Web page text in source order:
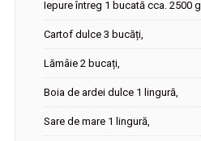
Iepure întreg 1 bucată cca. 2500 g,
Cartof dulce 3 bucăți,
Lămâie 2 bucați,
Boia de ardei dulce 1 lingură,
Sare de mare 1 lingură,